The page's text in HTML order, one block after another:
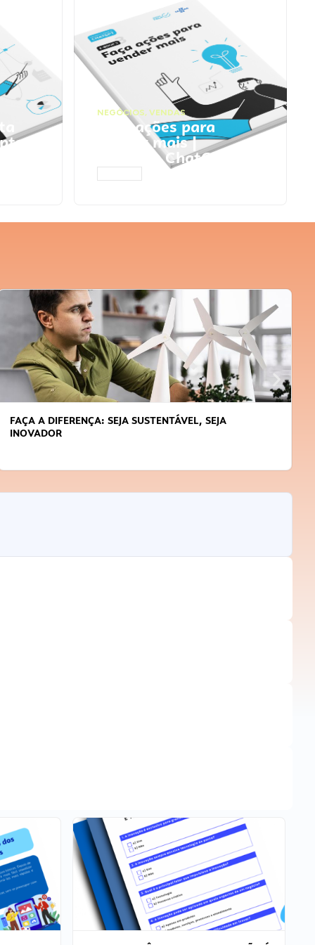
NEGÓCIOS, VENDAS
Faça ações para
vender mais |
Prompts ChatGPT
FAÇA A DIFERENÇA: SEJA SUSTENTÁVEL, SEJA
INOVADOR